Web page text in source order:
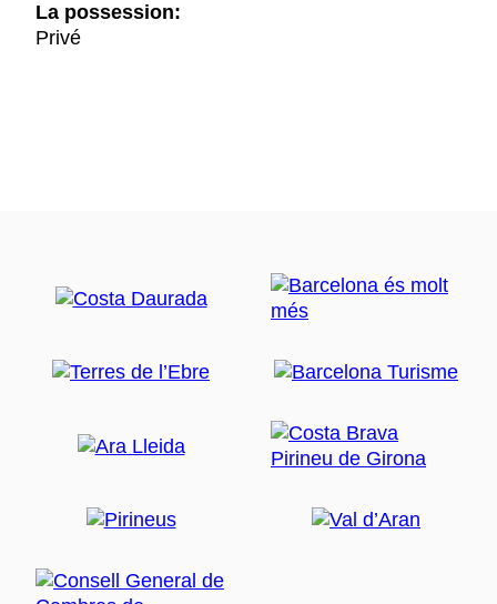
La possession:
Privé